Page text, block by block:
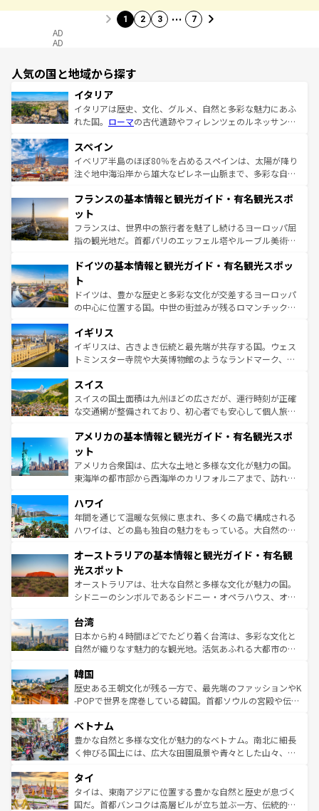
1 2 3 … 7
AD
AD
人気の国と地域から探す
イタリア
イタリアは歴史、文化、グルメ、自然と多彩な魅力にあふ
れた国。 ローマの古代遺跡やフィレンツェのルネッサンス
ろん、トスカーナの美しい田園風景やアマルフィ海岸の絶
景など、自然景観も見逃せない。観光の合間には、本場の
ピザやパスタなど、絶品のイタリア料理を堪能することも
ませてくれるイタリアで、忘れられない旅をしてみよう！
なお、新着のイタリア情報は
しい。
スペイン
イベリア半島のほぼ80％を占めるスペインは、太陽が降り
注ぐ地中海沿岸から雄大なピレネー山脈まで、多彩な自然
文化が根付くこの国では、情熱的なフラメンコ、熱気あふ
れる闘牛、そして美味しいタパスが生活の一部となってい
る。首都マドリードの洗練された雰囲気や、バルセロナの
アートに溢れた街角から、地方では古代ローマ遺跡や中世
せる。地方によって風土や気候が異なるスペインはその個
ンテンツ一覧 を参照してほしい。
フランスの基本情報と観光ガイド・有名観光スポ
ット
フランスは、世界中の旅行者を魅了し続けるヨーロッパ屈
指の観光地だ。首都パリのエッフェル塔やルーブル美術館
で、幅広い魅力が詰まっている。華麗な宮殿、歴史的な大
聖堂、美しいビーチ、そして豊かな自然が、訪れる者を心
から魅了する。また、フランスは美食の国としても知ら
れ、フランス料理はユネスコ無形文化遺産にも登録されて
香り高いラベンダー畑など、多彩な楽しみ方が可能だ。さ
らに、パリ以外の地域にも魅力が溢れており、どの街角に
も豊かな歴史と文化が息づいている。パリ以外の個性あふ
を参照してほしい。
ドイツの基本情報と観光ガイド・有名観光スポッ
ト
ドイツは、豊かな歴史と多彩な文化が交差するヨーロッパ
の中心に位置する国。中世の街並みが残るロマンチック街
顔を持つこの国は、どこを歩いても飽きることがない。ベ
ルリンの文化的活気、バイエルン州のアルプスの絶景、そ
してライン川沿いのワイン畑といった風景は必見。ビール
は、お酒好きな人にはぜひ体験してほしい。 なお、新着の
ドイツ情報はコンテンツ一覧を参照してほしい。
イギリス
イギリスは、古きよき伝統と最先端が共存する国。ウェス
トミンスター寺院や大英博物館のようなランドマーク、歴
リアごとに異なる魅力がある。また、優雅なアフタヌーン
ティー、ビール好きにはたまらない英国パブ、サッカー観
戦など、本場だからこそできる体験も豊富。イギリスを旅
ンツ一覧を参照してほしい。
スイス
スイスの国土面積は九州ほどの広さだが、運行時刻が正確
な交通網が整備されており、初心者でも安心して個人旅行
の建物がそのまま残る町や、スイスならではのユニークな
博物館もあり、アルプス観光だけでなく町歩きも満喫する
ことができる。国民の所得が高いため物価も高いが、旅行
者向けの交通パス提供のサービスもあり、うまく活用すれ
着のスイス情報は
アメリカの基本情報と観光ガイド・有名観光スポ
ット
アメリカ合衆国は、広大な土地と多様な文化が魅力の国。
東海岸の都市部から西海岸のカリフォルニアまで、訪れる
のような巨大都市は、観光、ショッピング、エンターテイ
ンメントが詰まった刺激的なスポットだ。一方、アメリカ
西部には大自然が広がり、グランドキャニオンやイエロー
部のニューオーリンズでは、音楽と美食が融合した独特の
文化が魅力。旅行者はアメリカの各地域で異なる魅力を楽
しみながら、その多様性と豊かな歴史を感じることができ
るだろう。車でのロードトリップや列車の旅も、アメリカ
情報は
ハワイ
年間を通じて温暖な気候に恵まれ、多くの島で構成される
ハワイは、どの島も独自の魅力をもっている。大自然の神
ワイ島は見逃せない。また、定番の観光地といえばオアフ
島だが、静かな自然を求めるならマウイ島やカウアイ島が
おすすめ。エメラルドグリーンに輝く海をはじめ、豊かな
文化や歴史が息づいている。「アロハスピリット」と呼ば
人々、おいしいローカルフードやハワイアンミュージッ
ク、伝統的なフラダンスなど、すべてがハワイの魅力を彩
っている。訪れるたびに新しい発見と感動が待っているハ
はコンテンツ一覧
オーストラリアの基本情報と観光ガイド・有名観
光スポット
オーストラリアは、壮大な自然と多様な文化が魅力の国。
シドニーのシンボルであるシドニー・オペラハウス、オー
リアリーフや大陸中央部にそびえるウルル（エアーズロッ
ク）、タスマニアの美しい原生林やケアンズの熱帯雨林な
ど、見どころがたくさん。また、カフェやワイン、オージ
いる。アクティビティも充実しており、サーフィンやダイ
ビング、ハイキングなど、アウトドア好きにはたまらな
い。オーストラリアの多彩な魅力を存分に味わいつくそ
参照してほしい。
台湾
日本から約４時間ほどでたどり着く台湾は、多彩な文化と
自然が織りなす魅力的な観光地。活気あふれる大都市の台
ン）、静ひつな山岳地帯である台湾東部など、都市の喧騒
と山間の静けさが共存しており、訪れる人に新しい発見と
驚きをもたらしてくれる。また、奥深い台湾の食文化も魅
容にもいいと評判のスイーツなど、バラエティ豊かな料理
が味わえる。 なお、新着の台湾情報は コンテンツ一覧を参
照してほしい。
韓国
歴史ある王朝文化が残る一方で、最先端のファッションやK
-POPで世界を席巻している韓国。首都ソウルの宮殿や伝統
き、地方に足を延ばせば四季折々の自然美を楽しむことが
できる。そして、キムチや焼肉、絶品のストリートフード
まで、さまざまな韓国料理が待っている。夜には、韓国な
リティに包まれながら、韓国の多彩な魅力を心ゆくまで味
わってみてほしい。 なお、新着の韓国情報はコンテンツ一
覧を参照してほしい。
ベトナム
豊かな自然と多様な文化が魅力的なベトナム。南北に細長
く伸びる国土には、広大な田園風景や青々とした山々、世
急速な発展と共に伝統が息づく。ハノイの古い町並みやホ
ーチミン市のフランス統治時代の建物も、独特の雰囲気を
醸し出している。また、バラエティの豊かさとおいしさで
タイ
タイは、東南アジアに位置する豊かな自然と歴史が息づく
国だ。首都バンコクは高層ビルが立ち並ぶ一方、伝統的な